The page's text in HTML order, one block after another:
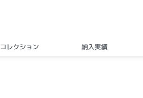
コレクション 納入実績